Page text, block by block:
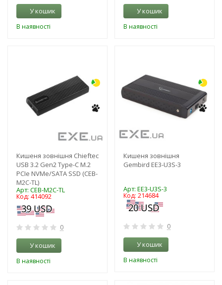
У кошик
В наявності
У кошик
В наявності
Кишеня зовнішня Chieftec
USB 3.2 Gen2 Type-C M.2
PCIe NVMe/SATA SSD (CEB-
M2C-TL)
Арт: CEB-M2C-TL
Код: 414092
0
У кошик
В наявності
Кишеня зовнішня
Gembird EE3-U3S-3
Арт: EE3-U3S-3
Код: 214684
0
У кошик
В наявності